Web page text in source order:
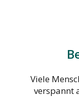
Viele
verspannt